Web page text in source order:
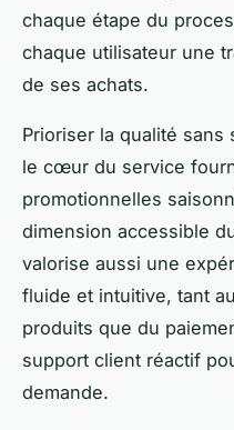
chaque étape du
chaque utilisateur une
de ses achats.
Prioriser la qualité
le cœur du service
promotionnelles
dimension accessible
valorise aussi une
fluide et intuitive, tant
produits que du
support client réactif
demande.